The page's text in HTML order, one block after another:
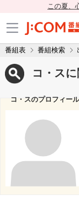
この夏、
番組表 番組検索
コ・ス
コ・スのプロフィール